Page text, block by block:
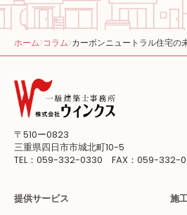
ホーム コラム カーボンニュートラル住宅の
〒510ー0823
三重県四日市市城北町10-5
TEL：059-332-0330 FAX：059-332-
提供サービス 施